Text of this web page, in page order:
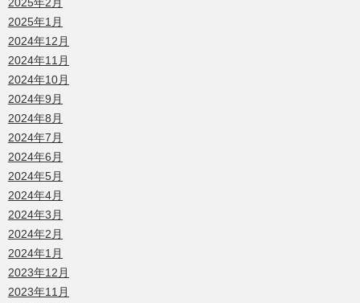
2025年2月
2025年1月
2024年12月
2024年11月
2024年10月
2024年9月
2024年8月
2024年7月
2024年6月
2024年5月
2024年4月
2024年3月
2024年2月
2024年1月
2023年12月
2023年11月